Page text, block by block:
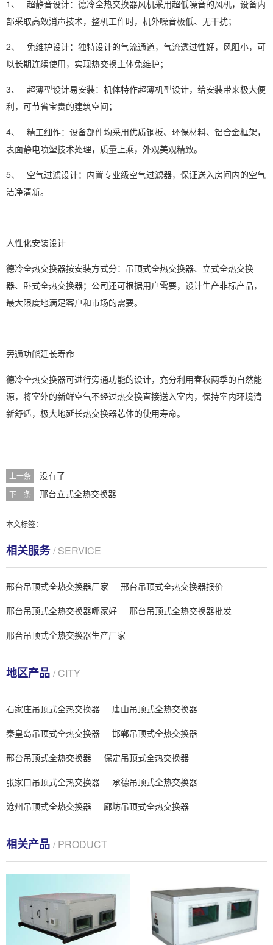
1、 超静音设计：德冷全热交换器风机采用超低噪音的风机，设备内
部采取高效消声技术，整机工作时，机外噪音极低、无干扰；
2、 免维护设计：独特设计的气流通道，气流透过性好，风阻小，可
以长期连续使用，实现热交换主体免维护；
3、 超薄型设计易安装：机体特作超薄机型设计，给安装带来极大便
利，可节省宝贵的建筑空间；
4、 精工细作：设备部件均采用优质钢板、环保材料、铝合金框架，
表面静电喷塑技术处理，质量上乘，外观美观精致。
5、 空气过滤设计：内置专业级空气过滤器，保证送入房间内的空气
洁净清新。
人性化安装设计
德冷全热交换器按安装方式分：吊顶式全热交换器、立式全热交换
器、卧式全热交换器；公司还可根据用户需要，设计生产非标产品，
最大限度地满足客户和市场的需要。
旁通功能延长寿命
德冷全热交换器可进行旁通功能的设计，充分利用春秋两季的自然能
源，将室外的新鲜空气不经过热交换直接送入室内，保持室内环境清
新舒适，极大地延长热交换器芯体的使用寿命。
上一条 没有了
下一条 邢台立式全热交换器
本文标签：
相关服务/ SERVICE
邢台吊顶式全热交换器厂家
邢台吊顶式全热交换器报价
邢台吊顶式全热交换器哪家好
邢台吊顶式全热交换器批发
邢台吊顶式全热交换器生产厂家
地区产品 / CITY
石家庄吊顶式全热交换器
唐山吊顶式全热交换器
秦皇岛吊顶式全热交换器
邯郸吊顶式全热交换器
邢台吊顶式全热交换器
保定吊顶式全热交换器
张家口吊顶式全热交换器
承德吊顶式全热交换器
沧州吊顶式全热交换器
廊坊吊顶式全热交换器
相关产品 / PRODUCT